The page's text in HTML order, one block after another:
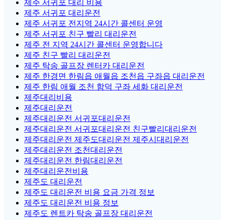
제주 서귀포 대리 비용
제주 서귀포 대리운전
제주 서귀포 전지역 24시간 콜센터 운영
제주 서귀포 친구 빨리 대리운전
제주 전 지역 24시간 콜센터 운영합니다
제주 친구 빨리 대리운전
제주 탁송 골프장 렌터카 대리운전
제주 한경면 한림읍 애월읍 조천읍 구좌읍 대리운전
제주 한림 애월 조천 함덕 구좌 세화 대리운전
제주대리비용
제주대리운전
제주대리운전 서귀포대리운전
제주대리운전 서귀포대리운전 친구빨리대리운전
제주대리운전 제주도대리운전 제주시대리운전
제주대리운전 조천대리운전
제주대리운전 한림대리운전
제주대리운전비용
제주도 대리운전
제주도 대리운전 비용 요금 가격 정보
제주도 대리운전 비용 정보
제주도 렌트카 탁송 골프장 대리운전